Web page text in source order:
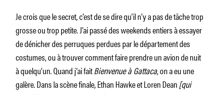
Je crois que le secret, c’est de se dire qu’il n’y a pas de tâche trop
grosse ou trop petite. J’ai passé des weekends entiers à essayer
de dénicher des perruques perdues par le département des
costumes, ou à trouver comment faire prendre un avion de nuit
à quelqu’un. Quand j’ai faitBienvenue à Gattaca, on a eu une
galère. Dans la scène finale, Ethan Hawke et Loren Dean[qui